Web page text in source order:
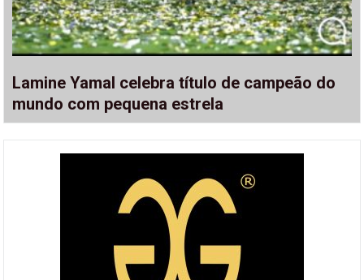
Lamine Yamal celebra título de campeão do
mundo com pequena estrela